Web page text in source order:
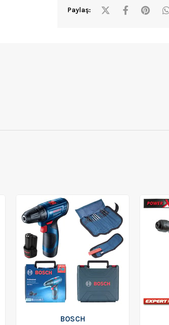
Paylaş:
BOSCH